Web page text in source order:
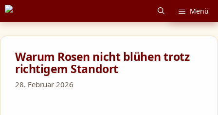
Zum
Inhalt
springen
Menü
Warum Rosen nicht blühen trotz
richtigem Standort
28. Februar 2026